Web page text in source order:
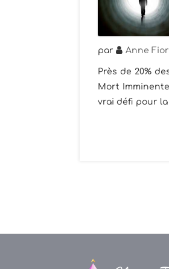
par Anne
Près de 20%
Mort
vrai défi pour la